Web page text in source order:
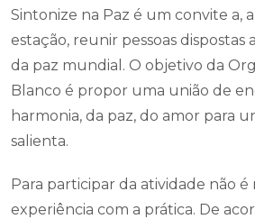
Sintonize na Paz é um convite a,
estação, reunir pessoas
da paz mundial. O objetivo da
Blanco é propor uma união de
harmonia, da paz, do amor para
salienta.
Para participar da atividade não é
experiência com a prática. De